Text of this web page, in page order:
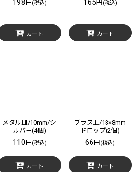
198 円 (税込)
カート
165 円 (税込)
カート
メタル皿/10mm/シ
ルバー(4個)
110 円 (税込)
カート
ブラス皿/13×8mm
ドロップ(2個)
66円 (税込)
カート